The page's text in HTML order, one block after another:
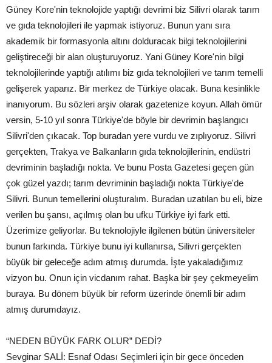
Güney Kore'nin teknolojide yaptığı devrimi biz Silivri olarak tarım
ve gıda teknolojileri ile yapmak istiyoruz. Bunun yanı sıra
akademik bir formasyonla altını dolduracak bilgi teknolojilerini
geliştireceği bir alan oluşturuyoruz. Yani Güney Kore'nin bilgi
teknolojilerinde yaptığı atılımı biz gıda teknolojileri ve tarım temelli
gelişerek yaparız. Bir merkez de Türkiye olacak. Buna kesinlikle
inanıyorum. Bu sözleri arşiv olarak gazetenize koyun. Allah ömür
versin, 5-10 yıl sonra Türkiye'de böyle bir devrimin başlangıcı
Silivri'den çıkacak. Top buradan yere vurdu ve zıplıyoruz. Silivri
gerçekten, Trakya ve Balkanların gıda teknolojilerinin, endüstri
devriminin başladığı nokta. Ve bunu Posta Gazetesi geçen gün
çok güzel yazdı; tarım devriminin başladığı nokta Türkiye'de
Silivri. Bunun temellerini oluşturalım. Buradan uzatılan bu eli, bize
verilen bu şansı, açılmış olan bu ufku Türkiye iyi fark etti.
Üzerimize geliyorlar. Bu teknolojiyle ilgilenen bütün üniversiteler
bunun farkında. Türkiye bunu iyi kullanırsa, Silivri gerçekten
büyük bir geleceğe adım atmış durumda. İşte yakaladığımız
vizyon bu. Onun için vicdanım rahat. Başka bir şey çekmeyelim
buraya. Bu dönem büyük bir reform üzerinde önemli bir adım
atmış durumdayız.
“NEDEN BÜYÜK FARK OLUR” DEDİ?
Sevginar SALİ: Esnaf Odası Seçimleri için bir gece önceden